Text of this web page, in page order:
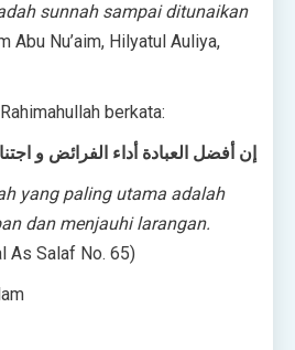
sunnah sampai ditunaikan
Abu Nu’aim, Hilyatul Auliya,
berkata:
إن أفضل العبادة أداء الفرائض و
yang paling utama adalah
dan menjauhi larangan.
As Salaf No. 65)